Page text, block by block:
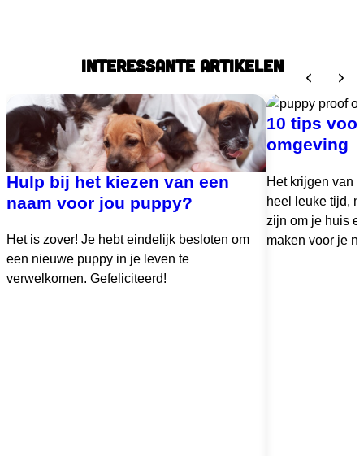
INTERESSANTE ARTIKELEN
Hulp bij het kiezen van een
naam voor jou puppy?
Het is zover! Je hebt eindelijk besloten om
een nieuwe puppy in je leven te
verwelkomen. Gefeliciteerd!
10 tips
omgeving
Het krijgen van
heel leuke tijd,
zijn om je huis
maken voor je